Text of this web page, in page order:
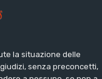
la situazione delle
senza preconcetti,